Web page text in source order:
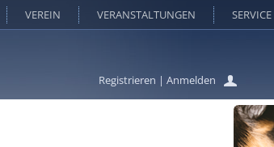
Registrieren | Anmelden
VEREIN VERANSTALTUNGEN SERVICE